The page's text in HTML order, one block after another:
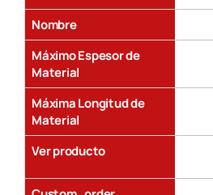
Nombre
Máximo Espesor de
Material
Máxima Longitud de
Material
Ver producto